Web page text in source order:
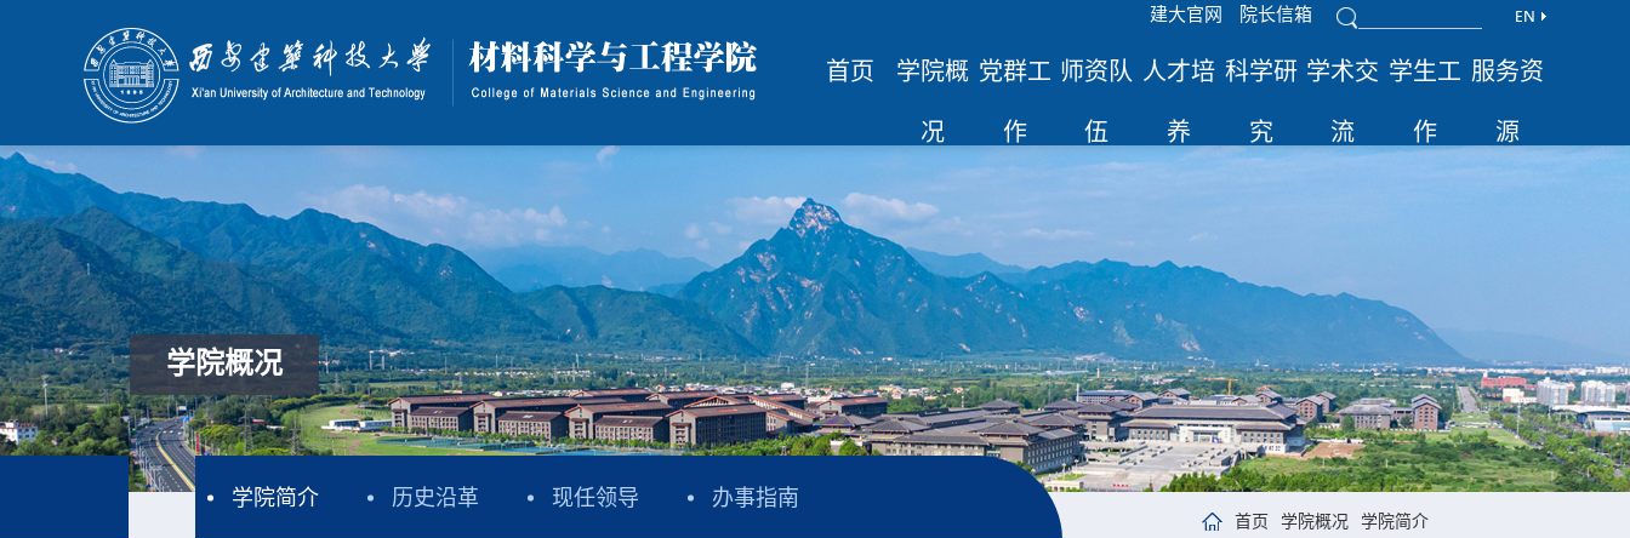
建大官网 院长信箱
首页 学院概
况
党群工
作
师资队
伍
人才培
养
科学研
究
学术交
流
学生工
作
服务资
源
学院概况
学院简介 历史沿革 现任领导 办事指南
首页 学院概况 学院简介